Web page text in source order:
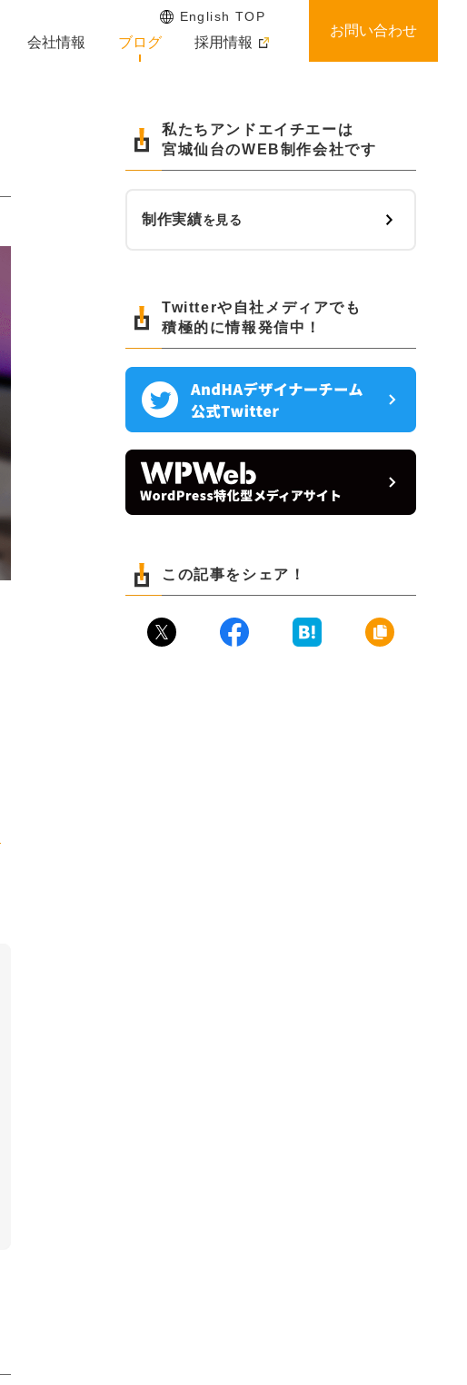
会社情報 ブログ 採用情報
お問い合わせ
English TOP
私たちアンドエイチエーは
宮城仙台のWEB制作会社です
制作実績を見る
Twitterや自社メディアでも
積極的に情報発信中！
この記事をシェア！